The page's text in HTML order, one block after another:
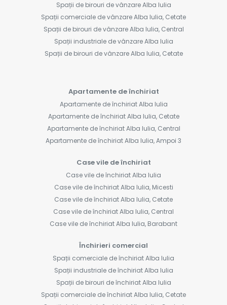
Spații de birouri de vânzare Alba Iulia
Spații comerciale de vânzare Alba Iulia, Cetate
Spații de birouri de vânzare Alba Iulia, Central
Spații industriale de vânzare Alba Iulia
Spații de birouri de vânzare Alba Iulia, Cetate
Apartamente de închiriat
Apartamente de închiriat Alba Iulia
Apartamente de închiriat Alba Iulia, Cetate
Apartamente de închiriat Alba Iulia, Central
Apartamente de închiriat Alba Iulia, Ampoi 3
Case vile de închiriat
Case vile de închiriat Alba Iulia
Case vile de închiriat Alba Iulia, Micesti
Case vile de închiriat Alba Iulia, Cetate
Case vile de închiriat Alba Iulia, Central
Case vile de închiriat Alba Iulia, Barabant
Închirieri comercial
Spații comerciale de închiriat Alba Iulia
Spații industriale de închiriat Alba Iulia
Spații de birouri de închiriat Alba Iulia
Spații comerciale de închiriat Alba Iulia, Cetate